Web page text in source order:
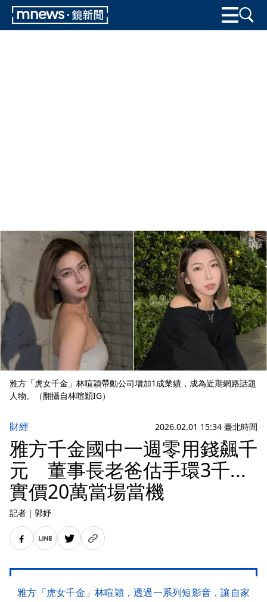
雅方「虎女千金」林喧穎帶動公司增加1成業績，成為近期網路話題
人物。（翻攝自林喧穎IG）
財經 2026.02.01 15:34 臺北時間
雅方千金國中一週零用錢飆千
元 董事長老爸估手環3千...
實價20萬當場當機
記者 ｜ 郭妤
雅方「虎女千金」林喧穎，透過一系列短影音，讓自家